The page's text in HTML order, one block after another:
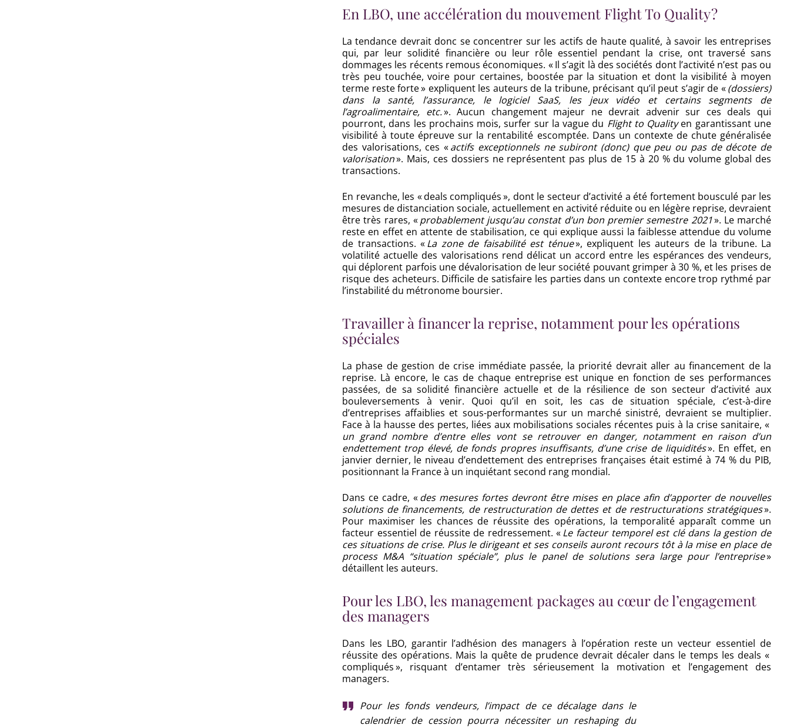
En LBO, une accélération du mouvement Flight To Quality ?
La tendance devrait donc se concentrer sur les actifs de haute qualité, à savoir les entreprises
qui, par leur solidité financière ou leur rôle essentiel pendant la crise, ont traversé sans
dommages les récents remous économiques. « Il s’agit là des sociétés dont l’activité n’est pas ou
très peu touchée, voire pour certaines, boostée par la situation et dont la visibilité à moyen
terme reste forte » expliquent les auteurs de la tribune, précisant qu’il peut s’agir de «(dossiers)
dans la santé, l’assurance, le logiciel SaaS, les jeux vidéo et certains segments de
l’agroalimentaire, etc.». Aucun changement majeur ne devrait advenir sur ces deals qui
pourront, dans les prochains mois, surfer sur la vague du Flight to Qualityen garantissant une
visibilité à toute épreuve sur la rentabilité escomptée. Dans un contexte de chute généralisée
des valorisations, ces «actifs exceptionnels ne subiront (donc) que peu ou pas de décote de
valorisation». Mais, ces dossiers ne représentent pas plus de 15 à 20 % du volume global des
transactions.
En revanche, les « deals compliqués », dont le secteur d’activité a été fortement bousculé par les
mesures de distanciation sociale, actuellement en activité réduite ou en légère reprise, devraient
être très rares, «probablement jusqu’au constat d’un bon premier semestre 2021». Le marché
reste en effet en attente de stabilisation, ce qui explique aussi la faiblesse attendue du volume
de transactions. «La zone de faisabilité est ténue», expliquent les auteurs de la tribune. La
volatilité actuelle des valorisations rend délicat un accord entre les espérances des vendeurs,
qui déplorent parfois une dévalorisation de leur société pouvant grimper à 30 %, et les prises de
risque des acheteurs. Difficile de satisfaire les parties dans un contexte encore trop rythmé par
l’instabilité du métronome boursier.
Travailler à financer la reprise, notamment pour les opérations
spéciales
La phase de gestion de crise immédiate passée, la priorité devrait aller au financement de la
reprise. Là encore, le cas de chaque entreprise est unique en fonction de ses performances
passées, de sa solidité financière actuelle et de la résilience de son secteur d’activité aux
bouleversements à venir. Quoi qu’il en soit, les cas de situation spéciale, c’est-à-dire
d’entreprises affaiblies et sous-performantes sur un marché sinistré, devraient se multiplier.
Face à la hausse des pertes, liées aux mobilisations sociales récentes puis à la crise sanitaire, «
un grand nombre d’entre elles vont se retrouver en danger, notamment en raison d’un
endettement trop élevé, de fonds propres insuffisants, d’une crise de liquidités». En effet, en
janvier dernier, le niveau d’endettement des entreprises françaises était estimé à 74 % du PIB,
positionnant la France à un inquiétant second rang mondial.
Dans ce cadre, «des mesures fortes devront être mises en place afin d’apporter de nouvelles
solutions de financements, de restructuration de dettes et de restructurations stratégiques».
Pour maximiser les chances de réussite des opérations, la temporalité apparaît comme un
facteur essentiel de réussite de redressement. «Le facteur temporel est clé dans la gestion de
ces situations de crise. Plus le dirigeant et ses conseils auront recours tôt à la mise en place de
process M&A “situation spéciale”, plus le panel de solutions sera large pour l’entreprise»
détaillent les auteurs.
Pour les LBO, les management packages au cœur de l’engagement
des managers
Dans les LBO, garantir l’adhésion des managers à l’opération reste un vecteur essentiel de
réussite des opérations. Mais la quête de prudence devrait décaler dans le temps les deals «
compliqués », risquant d’entamer très sérieusement la motivation et l’engagement des
managers.
Pour les fonds vendeurs, l’impact de ce décalage dans le
calendrier de cession pourra nécessiter un reshaping du